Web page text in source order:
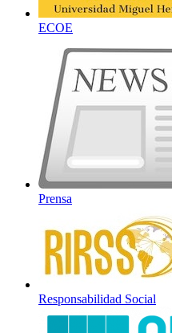
ECOE
Prensa
Responsabilidad Social